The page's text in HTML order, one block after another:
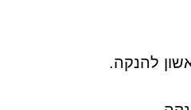
להנקה.